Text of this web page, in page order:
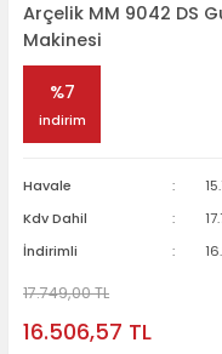
Arçelik MM 9042 DS
Makinesi
%7
indirim
Havale
Kdv Dahil
İndirimli
17.749,00 TL
16.506,57 TL